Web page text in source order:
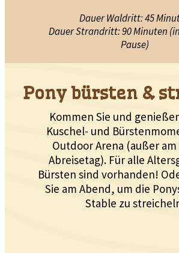
Dauer Waldritt: 45
Dauer Strandritt: 90 Minuten
Pause)
Pony bürsten &
Kommen Sie und
Kuschel- und
Outdoor Arena (außer am
Abreisetag). Für alle
Bürsten sind vorhanden!
Sie am Abend, um die
Stable zu